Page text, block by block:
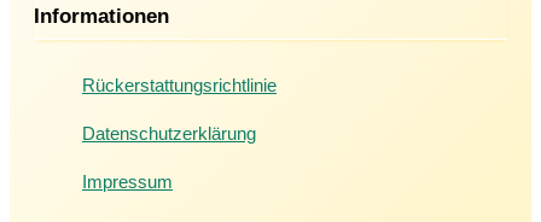
Informationen
Rückerstattungsrichtlinie
Datenschutzerklärung
Impressum